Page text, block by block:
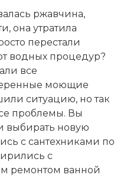
ржавчина,
она утратила
перестали
водных процедур?
все
моющие
ситуацию, но так
проблемы. Вы
выбирать новую
с сантехниками по
с
ремонтом ванной